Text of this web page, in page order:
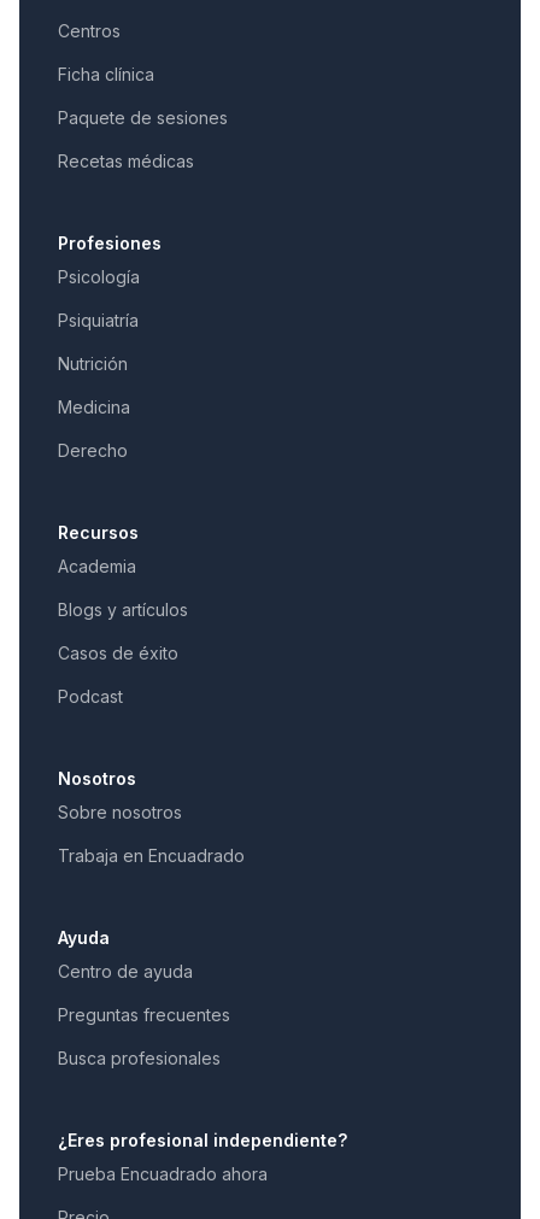
Centros
Ficha clínica
Paquete de sesiones
Recetas médicas
Profesiones
Psicología
Psiquiatría
Nutrición
Medicina
Derecho
Recursos
Academia
Blogs y artículos
Casos de éxito
Podcast
Nosotros
Sobre nosotros
Trabaja en Encuadrado
Ayuda
Centro de ayuda
Preguntas frecuentes
Busca profesionales
¿Eres profesional independiente?
Prueba Encuadrado ahora